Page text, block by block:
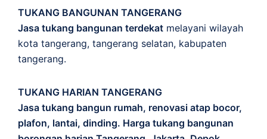
TUKANG BANGUNAN TANGERANG
Jasa tukang bangunan terdekat melayani wilayah
kota tangerang, tangerang selatan, kabupaten
tangerang.
TUKANG HARIAN TANGERANG
Jasa tukang bangun rumah, renovasi atap bocor,
plafon, lantai, dinding. Harga tukang bangunan